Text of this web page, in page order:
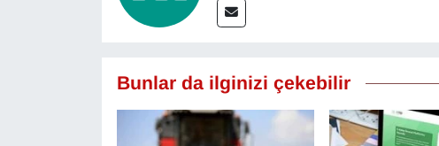
Bunlar da ilginizi çekebilir